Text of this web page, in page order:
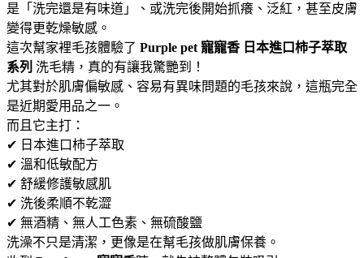
是「洗完還是有味道」、或洗完後開始抓癢、泛紅，甚至皮膚
變得更乾燥敏感。
這次幫家裡毛孩體驗了 Purple pet 寵寵香 日本進口柿子萃取
系列 洗毛精，真的有讓我驚艷到！
尤其對於肌膚偏敏感、容易有異味問題的毛孩來說，這瓶完全
是近期愛用品之一。
而且它主打：
✔ 日本進口柿子萃取
✔ 溫和低敏配方
✔ 舒緩修護敏感肌
✔ 洗後柔順不乾澀
✔ 無酒精、無人工色素、無硫酸鹽
洗澡不只是清潔，更像是在幫毛孩做肌膚保養。